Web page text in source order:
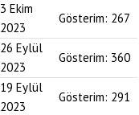
3 Ekim
2023
Gösterim: 267
26 Eylül
2023
Gösterim: 360
19 Eylül
2023
Gösterim: 291